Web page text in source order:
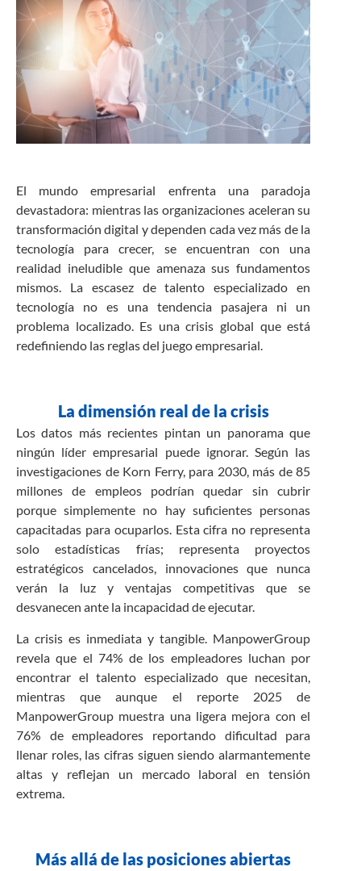
El mundo empresarial enfrenta una paradoja
devastadora: mientras las organizaciones aceleran su
transformación digital y dependen cada vez más de la
tecnología para crecer, se encuentran con una
realidad ineludible que amenaza sus fundamentos
mismos. La escasez de talento especializado en
tecnología no es una tendencia pasajera ni un
problema localizado. Es una crisis global que está
redefiniendo las reglas del juego empresarial.
La dimensión real de la crisis
Los datos más recientes pintan un panorama que
ningún líder empresarial puede ignorar. Según las
investigaciones de Korn Ferry, para 2030, más de 85
millones de empleos podrían quedar sin cubrir
porque simplemente no hay suficientes personas
capacitadas para ocuparlos. Esta cifra no representa
solo estadísticas frías; representa proyectos
estratégicos cancelados, innovaciones que nunca
verán la luz y ventajas competitivas que se
desvanecen ante la incapacidad de ejecutar.
La crisis es inmediata y tangible. ManpowerGroup
revela que el 74% de los empleadores luchan por
encontrar el talento especializado que necesitan,
mientras que aunque el reporte 2025 de
ManpowerGroup muestra una ligera mejora con el
76% de empleadores reportando dificultad para
llenar roles, las cifras siguen siendo alarmantemente
altas y reflejan un mercado laboral en tensión
extrema.
Más allá de las posiciones abiertas